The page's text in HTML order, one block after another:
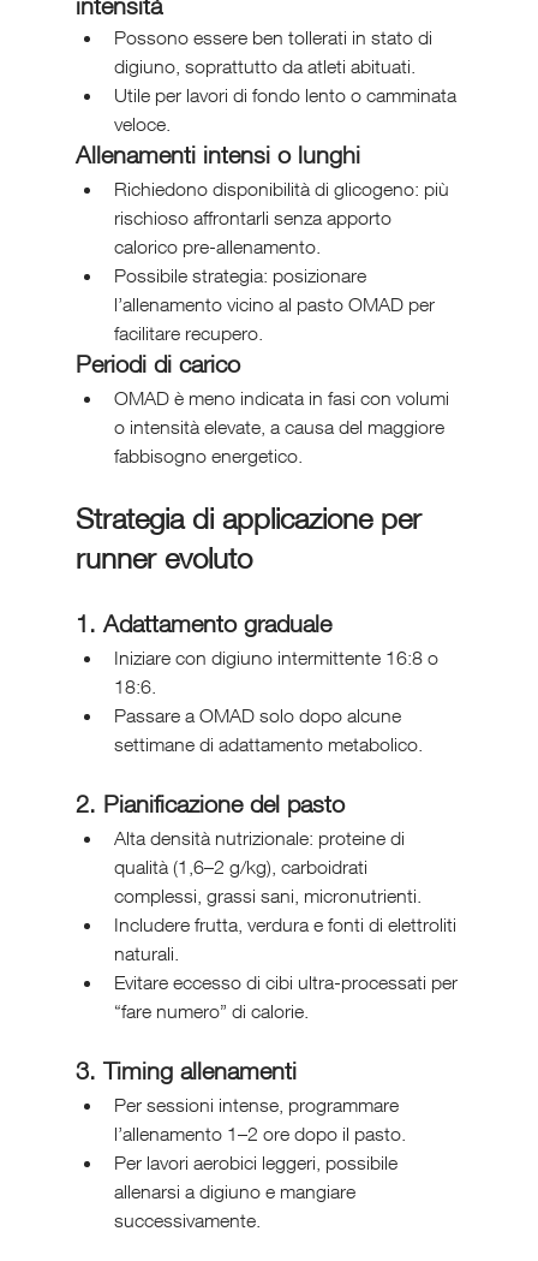
Possono essere ben tollerati in stato di
digiuno, soprattutto da atleti abituati.
Utile per lavori di fondo lento o camminata
veloce.
Allenamenti intensi o lunghi
Richiedono disponibilità di glicogeno: più
rischioso affrontarli senza apporto
calorico pre-allenamento.
Possibile strategia: posizionare
l’allenamento vicino al pasto OMAD per
facilitare recupero.
Periodi di carico
OMAD è meno indicata in fasi con volumi
o intensità elevate, a causa del maggiore
fabbisogno energetico.
Strategia di applicazione per
runner evoluto
1. Adattamento graduale
Iniziare con digiuno intermittente 16:8 o
18:6.
Passare a OMAD solo dopo alcune
settimane di adattamento metabolico.
2. Pianificazione del pasto
Alta densità nutrizionale: proteine di
qualità (1,6–2 g/kg), carboidrati
complessi, grassi sani, micronutrienti.
Includere frutta, verdura e fonti di elettroliti
naturali.
Evitare eccesso di cibi ultra-processati per
“fare numero” di calorie.
3. Timing allenamenti
Per sessioni intense, programmare
l’allenamento 1–2 ore dopo il pasto.
Per lavori aerobici leggeri, possibile
allenarsi a digiuno e mangiare
successivamente.